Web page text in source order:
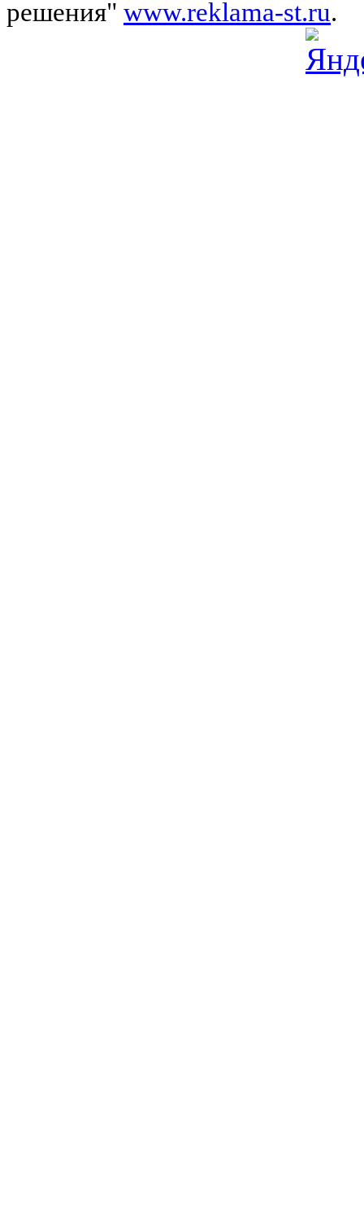
решения" www.reklama-st.ru.